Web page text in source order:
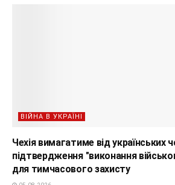
ВІЙНА В УКРАЇНІ
Чехія вимагатиме від українських
підтвердження "виконання
для тимчасового захисту